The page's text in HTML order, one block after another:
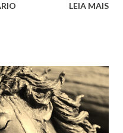
dessas tentações. A
a minha culpa por
me deixando
eu me agarro com
de Tua Santa Cruz.
LEIA MAIS